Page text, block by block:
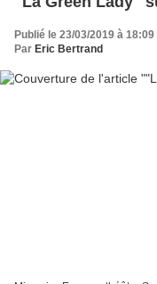
Publié le 23/03/2019 à 18:09
Par Eric Bertrand